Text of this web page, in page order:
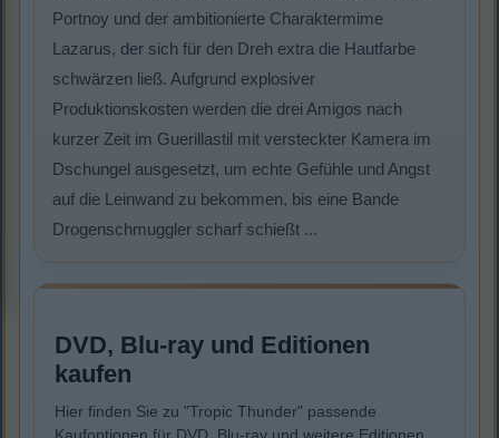
Portnoy und der ambitionierte Charaktermime
Lazarus, der sich für den Dreh extra die Hautfarbe
schwärzen ließ. Aufgrund explosiver
Produktionskosten werden die drei Amigos nach
kurzer Zeit im Guerillastil mit versteckter Kamera im
Dschungel ausgesetzt, um echte Gefühle und Angst
auf die Leinwand zu bekommen, bis eine Bande
Drogenschmuggler scharf schießt ...
DVD, Blu-ray und Editionen
kaufen
Hier finden Sie zu "Tropic Thunder" passende